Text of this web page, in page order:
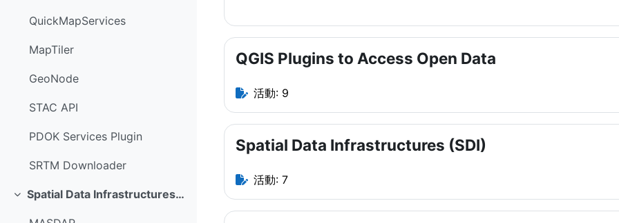
QuickMapServices
MapTiler
GeoNode
STAC API
PDOK Services Plugin
SRTM Downloader
折りたたむ
Spatial Data Infrastructures (SDI)
QGIS Plugins to Access Open Data
活動: 9
Spatial Data Infrastructures (SDI)
活動: 7